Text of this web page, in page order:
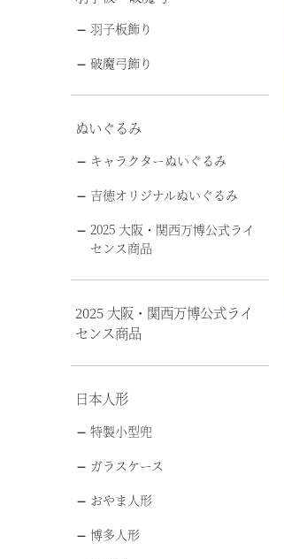
羽子板飾り
破魔弓飾り
ぬいぐるみ
キャラクターぬいぐるみ
吉徳オリジナルぬいぐるみ
2025 大阪・関西万博公式ライ
センス商品
2025 大阪・関西万博公式ライ
センス商品
日本人形
特製小型兜
ガラスケース
おやま人形
博多人形